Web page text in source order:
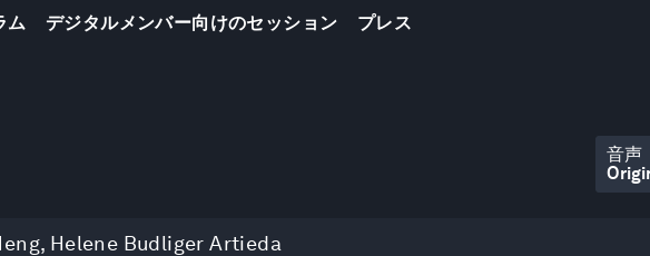
ム デジタルメンバー向けのセッション プレス
, Helene Budliger Artieda
音声